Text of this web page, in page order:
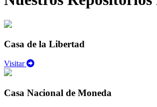
Casa de la Libertad
Visitar
Casa Nacional de Moneda